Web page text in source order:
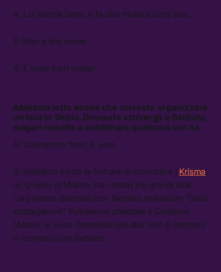
A: Lui rischia tanto e fa una musica tutta sua…
S: Non è alla moda.
A: È tutto fuori moda!
Abbiamo letto anche che vorreste organizzare
un tour in Sicilia. Dovreste scrivergli a Battiato,
magari riuscite a combinare qualcosa con lui.
A: Dovremmo farlo, è vero.
S: Abbiamo avuto la fortuna di incontrare i Krisma,
un gruppo di Milano, tra i nostri più grandi idoli.
Loro hanno duettato con Battiato nell’album “Dieci
stratagemmi”. Potremmo chiedere a Christina
[Moser, la voce femminile del duo ndr] di metterci
in contatto con Battiato.